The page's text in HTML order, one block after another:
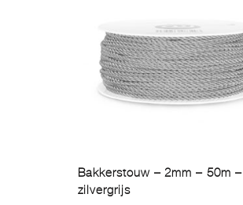
Bakkerstouw – 2mm – 50m –
zilvergrijs